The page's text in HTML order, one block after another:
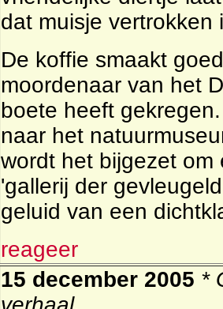
dat muisje vertrokken
De koffie smaakt
moordenaar van het
boete heeft
naar het
wordt het bijgezet
'gallerij der
geluid van een
reageer
15 december 2005 *